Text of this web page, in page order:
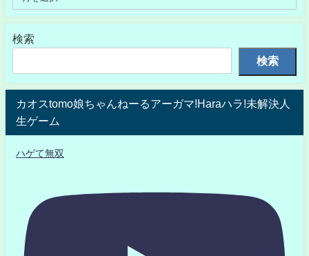
検索
検索
カオスtomo娘ちゃんねーるアーガマ!Haraハラ!未解決人
生ゲーム
ハゲて無双